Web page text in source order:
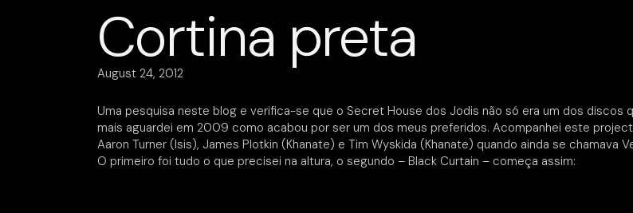
Cortina preta
August 24, 2012
Uma pesquisa neste blog e verifica-se que o Secret House dos Jodis não só era um dos discos
mais aguardei em 2009 como acabou por ser um dos meus preferidos. Acompanhei este
Aaron Turner (Isis), James Plotkin (Khanate) e Tim Wyskida (Khanate) quando ainda se chamava
O primeiro foi tudo o que precisei na altura, o segundo – Black Curtain – começa assim: